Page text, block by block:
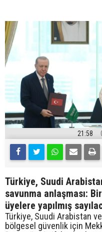
21:58
Türkiye, Suudi
savunma anlaşması:
üyelere yapılmış
Türkiye, Suudi Arabistan
bölgesel güvenlik için